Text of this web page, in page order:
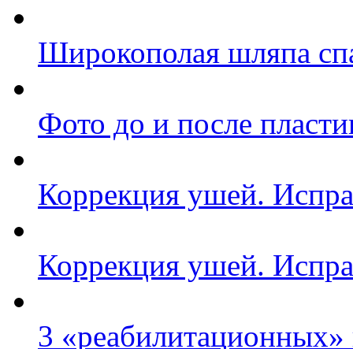
Широкополая шляпа
Фото до и после
Коррекция ушей.
Коррекция ушей.
3 «реабилитационных»